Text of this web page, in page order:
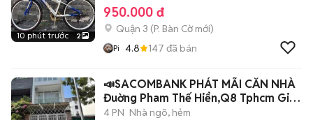
10 phút trước 2
950.000 đ
Quận 3 (P. Bàn Cờmới)
Pi 4.8 147 đã bán
📣SACOMBANK PHÁT MÃI CĂN NHÀ
Đuờng Pham Thế Hiển,Q8 Tphcm Giá
1tỷ750
4 PN Nhà ngõ, hẻm